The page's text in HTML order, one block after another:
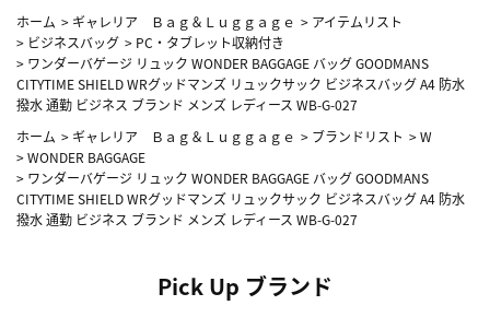
ホーム > ギャレリア Ｂａｇ＆Ｌｕｇｇａｇｅ > アイテムリスト
> ビジネスバッグ > PC・タブレット収納付き
> ワンダーバゲージ リュック WONDER BAGGAGE バッグ GOODMANS
CITYTIME SHIELD WRグッドマンズ リュックサック ビジネスバッグ A4 防水
撥水 通勤 ビジネス ブランド メンズ レディース WB-G-027
ホーム > ギャレリア Ｂａｇ＆Ｌｕｇｇａｇｅ > ブランドリスト >W
>WONDER BAGGAGE
> ワンダーバゲージ リュック WONDER BAGGAGE バッグ GOODMANS
CITYTIME SHIELD WRグッドマンズ リュックサック ビジネスバッグ A4 防水
撥水 通勤 ビジネス ブランド メンズ レディース WB-G-027
Pick Up ブランド